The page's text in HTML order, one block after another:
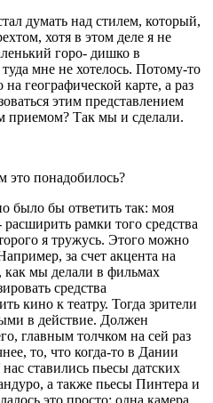
думать над стилем, который,
хотя в этом деле я не
горо- дишко в
мне не хотелось. Потому-то
на географической карте, а раз
этим представлением
приемом? Так мы и сделали.
это понадобилось?
бы ответить так: моя
рамки того средства
я тружусь. Этого можно
за счет акцента на
как мы делали в фильмах
средства
кино к театру. Тогда зрители
в действие. Должен
главным толчком на сей раз
то, что когда-то в Дании
ставились пьесы датских
а также пьесы Пинтера и